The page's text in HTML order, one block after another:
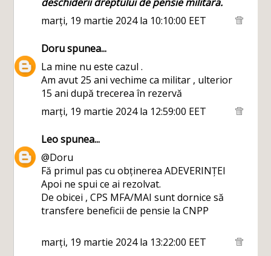
marți, 19 martie 2024 la 10:10:00 EET
Doruspunea...
La mine nu este cazul .
Am avut 25 ani vechime ca militar , ulterior
15 ani după trecerea în rezervă
marți, 19 martie 2024 la 12:59:00 EET
Leospunea...
@Doru
Fă primul pas cu obținerea ADEVERINȚEI
Apoi ne spui ce ai rezolvat.
De obicei , CPS MFA/MAI sunt dornice să
transfere beneficii de pensie la CNPP
marți, 19 martie 2024 la 13:22:00 EET